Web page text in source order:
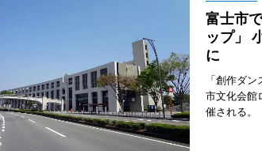
富士市
ップ」
に
「創作ダ
市文化会館
催される。